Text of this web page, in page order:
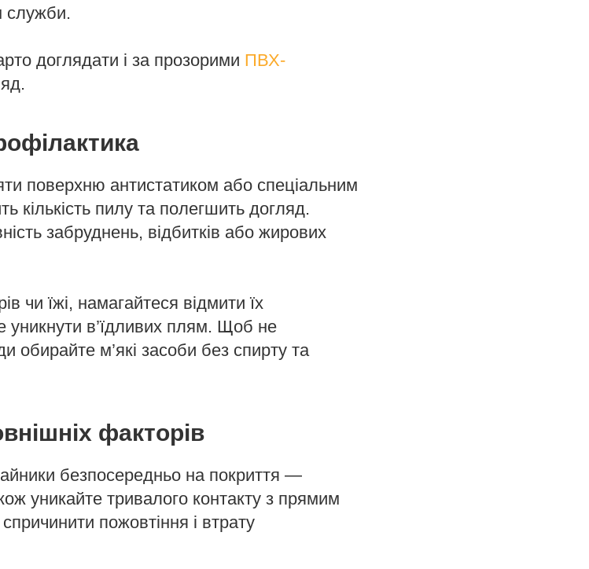
служби.
доглядати і за прозорими ПВХ-
поверхню антистатиком або спеціальним
пилу та полегшить догляд.
забруднень, відбитків або жирових
чи їжі, намагайтеся відмити їх
в’їдливих плям. Щоб не
обирайте м’які засоби без спирту та
факторів
безпосередньо на покриття —
уникайте тривалого контакту з прямим
пожовтіння і втрату